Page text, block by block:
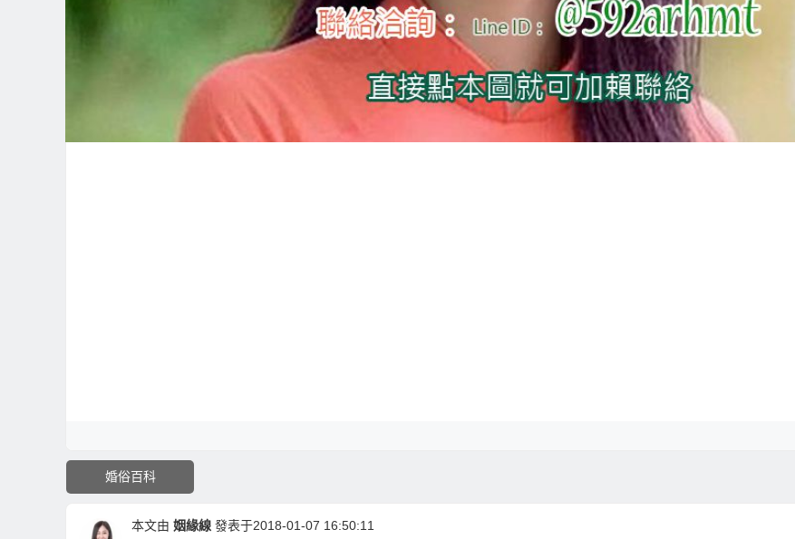
婚俗百科
本文由 姻緣線 發表于2018-01-07 16:50:11